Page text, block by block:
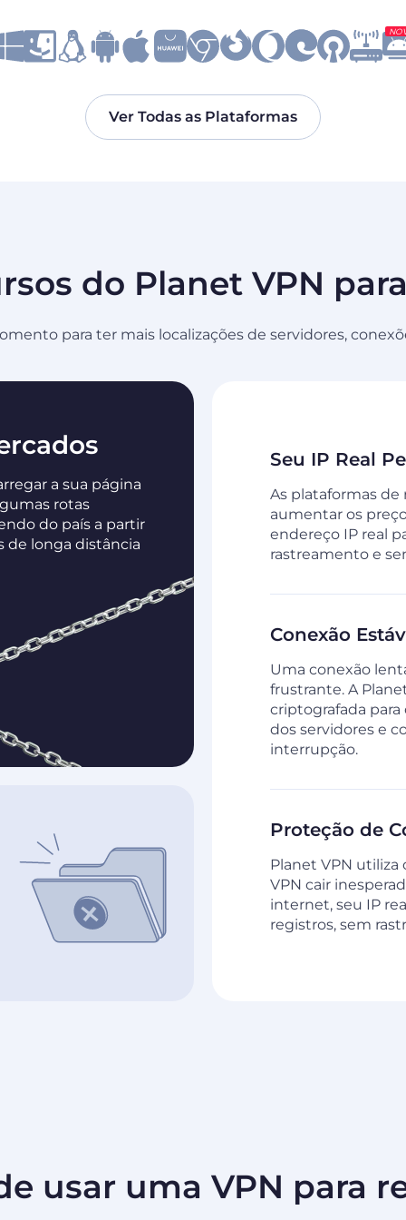
Ver Todas as Plataformas
do Planet VPN
para ter mais localizações de servidores,
a sua página
rotas
do país a partir
de longa distância
Seu IP Real
As plataformas de
aumentar os
endereço IP real
rastreamento e
Conexão
Uma conexão
frustrante. A
criptografada para
dos servidores e
interrupção.
Proteção de
Planet VPN utiliza
VPN cair
internet, seu IP
registros, sem
usar uma VPN para